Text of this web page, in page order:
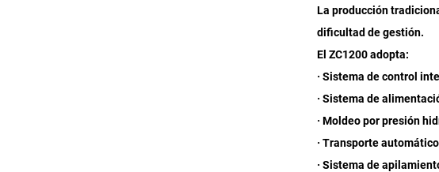
La producción
dificultad de gestión.
El ZC1200 adopta:
· Sistema de control
· Sistema de
· Moldeo por presión
· Transporte
· Sistema de